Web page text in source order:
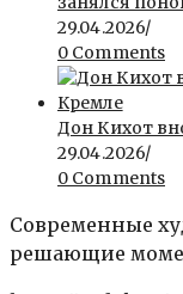
29.04.2026/
0 Comments
Дон Кихот
29.04.2026/
0 Comments
Современные
решающие